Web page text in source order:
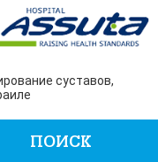
суставов,
ПОИСК